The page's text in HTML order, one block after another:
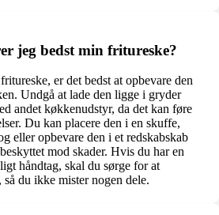
jeg bedst min fritureske?
er det bedst at opbevare den
Undgå at lade den ligge i gryder
andet køkkenudstyr, da det kan føre
Du kan placere den i en skuffe,
eller opbevare den i et redskabskab
mod skader. Hvis du har en
håndtag, skal du sørge for at
så du ikke mister nogen dele.